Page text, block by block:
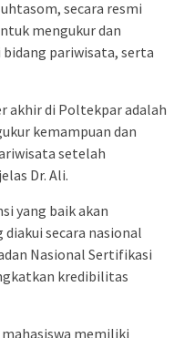
secara resmi
mengukur dan
pariwisata, serta
akhir di Poltekpar adalah
kemampuan dan
setelah
Dr. Ali.
yang baik akan
secara nasional
Nasional Sertifikasi
kredibilitas
memiliki